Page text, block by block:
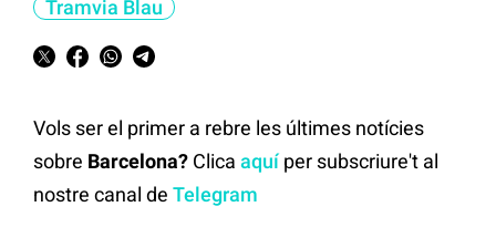
Tramvia Blau
Vols ser el primer a rebre les últimes notícies
sobre Barcelona? Clica aquíper subscriure't al
nostre canal de Telegram